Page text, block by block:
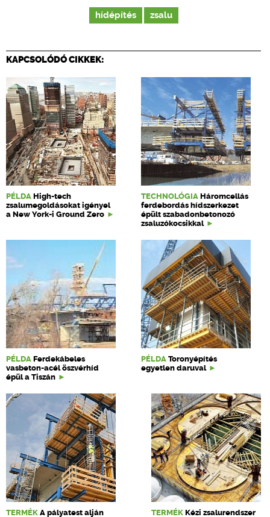
hídépítés zsalu
KAPCSOLÓDÓ CIKKEK:
PÉLDA High-tech
zsalumegoldásokat igényel
a New York-i Ground Zero
TECHNOLÓGIA Háromcellás
ferdebordás hídszerkezet
épült szabadonbetonozó
zsaluzókocsikkal
PÉLDA Ferdekábeles
vasbeton-acél öszvérhíd
épül a Tiszán
PÉLDA Toronyépítés
egyetlen daruval
TERMÉK A pályatest alján TERMÉK Kézi zsalurendszer